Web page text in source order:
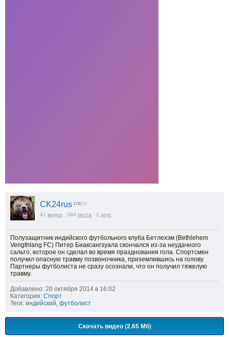
CK24rus 1730 | 0
41 видео 394 поста 1 друг
Полузащитник индийского футбольного клуба Бетлехэм (Bethlehem
Vengthlang FC) Питер Биаксангзуала скончался из-за неудачного
сальто, которое он сделал во время празднования гола. Спортсмен
получил опасную травму позвоночника, приземлившись на голову.
Партнеры футболиста не сразу осознали, что он получил тяжелую
травму.
Добавлено: 20 октября 2014 в 16:02
Категория: Спорт
Теги: индийский футболист
Скачать видео (2.65 Мб)